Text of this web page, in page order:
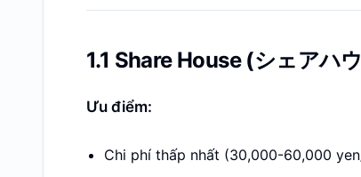
1.1 Share House (シェアハ
Ưu điểm:
Chi phí thấp nhất (30,000-60,000